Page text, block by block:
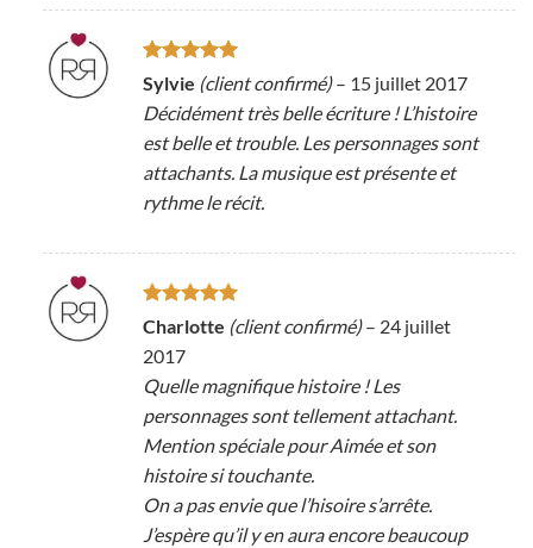
Note5 sur
5
Sylvie (client confirmé) – 15 juillet 2017
Décidément très belle écriture ! L’histoire
est belle et trouble. Les personnages sont
attachants. La musique est présente et
rythme le récit.
Note5sur
5
Charlotte (client confirmé) – 24 juillet
2017
Quelle magnifique histoire ! Les
personnages sont tellement attachant.
Mention spéciale pour Aimée et son
histoire si touchante.
On a pas envie que l’hisoire s’arrête.
J’espère qu’il y en aura encore beaucoup